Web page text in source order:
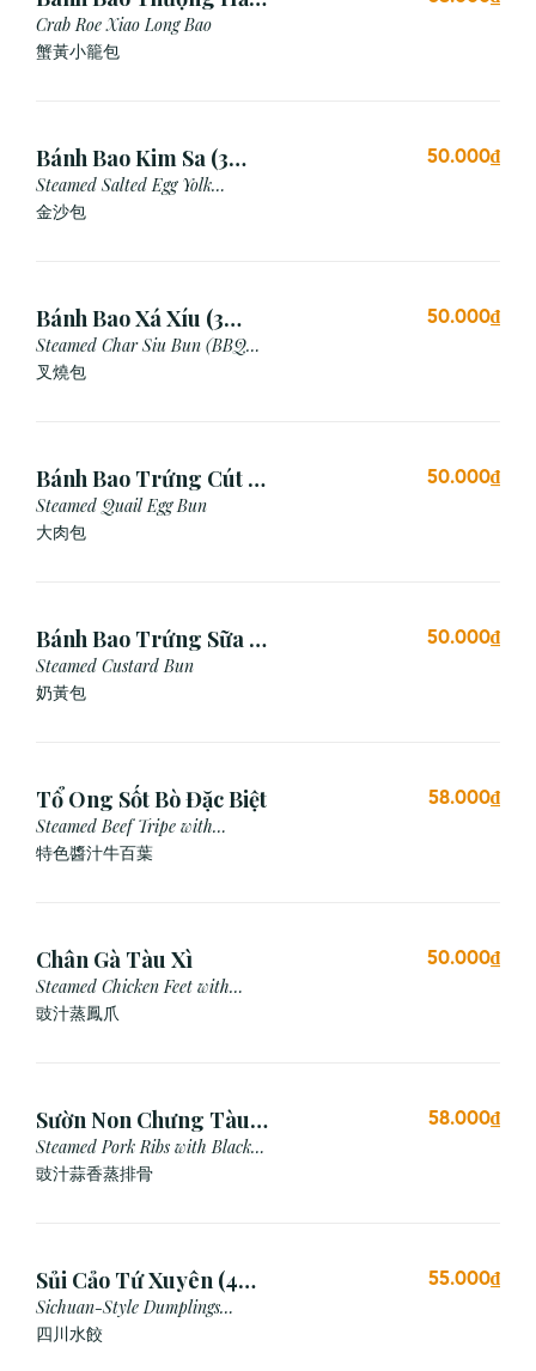
Gạch Cua (3 Viên)
Crab Roe Xiao Long Bao
蟹黃小籠包
Bánh Bao Kim Sa (3
Cái)
Steamed Salted Egg Yolk
Custard Bun
金沙包
50.000₫
Bánh Bao Xá Xíu (3
Cái)
Steamed Char Siu Bun (BBQ
Pork Bun)
叉燒包
50.000₫
Bánh Bao Trứng Cút (3
Cái)
Steamed Quail Egg Bun
大肉包
50.000₫
Bánh Bao Trứng Sữa (3
Cái)
Steamed Custard Bun
奶黃包
50.000₫
Tổ Ong Sốt Bò Đặc Biệt
Steamed Beef Tripe with
Special Sauce
特色醬汁牛百葉
58.000₫
Chân Gà Tàu Xì
Steamed Chicken Feet with
Black Bean Sauce
豉汁蒸鳳爪
50.000₫
Sườn Non Chưng Tàu
Xì Tỏi
Steamed Pork Ribs with Black
Bean & Garlic Sauce
豉汁蒜香蒸排骨
58.000₫
Sủi Cảo Tứ Xuyên (4
viên)
Sichuan-Style Dumplings
(Spicy)
四川水餃
55.000₫